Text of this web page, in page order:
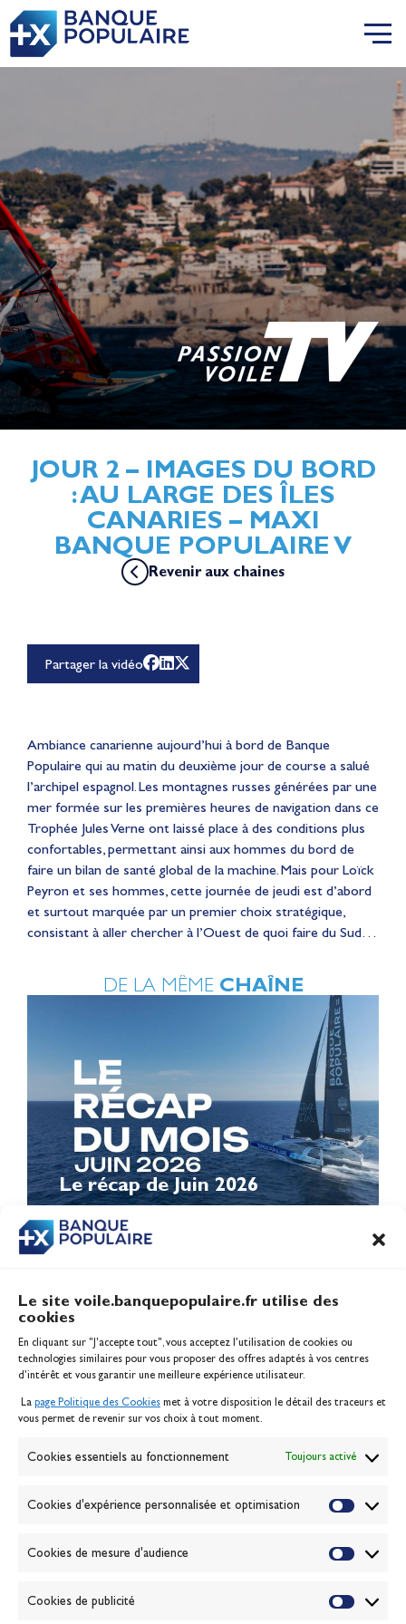
Le site voile.banquepopulaire.fr utilise des
cookies
En cliquant sur "J'accepte tout", vous acceptez l’utilisation de cookies ou
technologies similaires pour vous proposer des offres adaptés à vos centres
d’intérêt et vous garantir une meilleure expérience utilisateur.
La page Politique des Cookies met à votre disposition le détail des traceurs et
vous permet de revenir sur vos choix à tout moment.
Cookies essentiels au fonctionnement Toujours activé
Cookies d'expérience personnalisée et optimisation
Cookies de mesure d'audience
Cookies de publicité
JOUR 2 – IMAGES DU BORD
: AU LARGE DES ÎLES
CANARIES – MAXI
BANQUE POPULAIRE V
Revenir aux chaines
optimisation" dont YouTube fait partie en
Partager la vidéo
Ambiance canarienne aujourd’hui à bord de Banque
Populaire qui au matin du deuxième jour de course a salué
l’archipel espagnol. Les montagnes russes générées par une
mer formée sur les premières heures de navigation dans ce
Trophée Jules Verne ont laissé place à des conditions plus
confortables, permettant ainsi aux hommes du bord de
faire un bilan de santé global de la machine. Mais pour Loïck
Peyron et ses hommes, cette journée de jeudi est d’abord
et surtout marquée par un premier choix stratégique,
consistant à aller chercher à l’Ouest de quoi faire du Sud…
DE LA MÊME CHAÎNE
Le récap de Juin 2026
Inscription serveur média
Contact
Politique des cookies
Banque de la voile
Passion Voile TV
ABONNEZ-VOUS